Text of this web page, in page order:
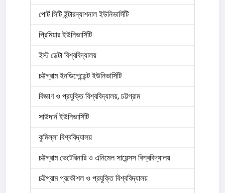
পোর্ট সিটি ইন্টারন্যাশনাল ইউনিভার্সিটি
প্রিমিয়ার ইউনিভার্সিটি
ইস্ট ডেল্টা বিশ্ববিদ্যালয়
চট্টগ্রাম ইনডিপেন্ডেন্ট ইউনিভার্সিটি
বিজ্ঞাণ ও প্রযুক্তি বিশ্ববিদ্যালয়, চট্টগ্রাম
সাউদার্ন ইউনিভার্সিটি
কুমিল্লা বিশ্ববিদ্যালয়
চট্টগ্রাম ভেটেরিনারি ও এনিমেল সায়েন্সস বিশ্ববিদ্যালয়
চট্টগ্রাম প্রকৌশল ও প্রযুক্তি বিশ্ববিদ্যালয়